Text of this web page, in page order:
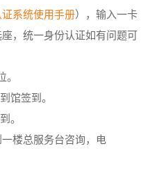
系统使用手册），输入一卡
，统一身份认证如有问题可
馆签到。
。
楼总服务台咨询，电